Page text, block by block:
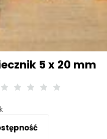
5 x 20 mm